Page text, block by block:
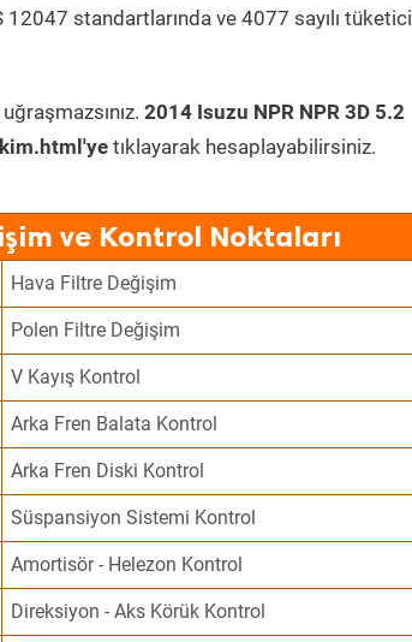
standartlarında ve 4077 sayılı tüketici
2014 Isuzu NPR NPR 3D 5.2
tıklayarak hesaplayabilirsiniz.
ve Kontrol Noktaları
Hava Filtre Değişim
Polen Filtre Değişim
V Kayış Kontrol
Arka Fren Balata Kontrol
Arka Fren Diski Kontrol
Süspansiyon Sistemi Kontrol
Amortisör - Helezon Kontrol
Direksiyon - Aks Körük Kontrol